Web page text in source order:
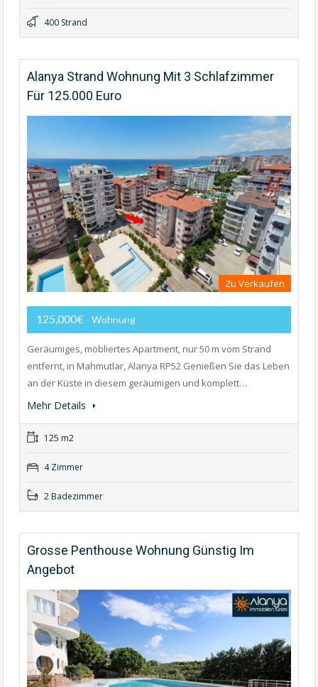
400 Strand
Alanya Strand Wohnung Mit 3 Schlafzimmer
Für 125.000 Euro
Zu Verkaufen
125,000€ - Wohnung
Geräumiges, möbliertes Apartment, nur 50 m vom Strand
entfernt, in Mahmutlar, Alanya RP52 Genießen Sie das Leben
an der Küste in diesem geräumigen und komplett…
Mehr Details
125 m2
4 Zimmer
2 Badezimmer
Grosse Penthouse Wohnung Günstig Im
Angebot